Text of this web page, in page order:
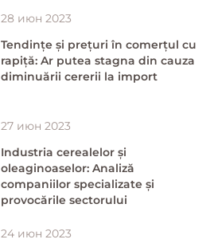
28 июн 2023
Tendințe și prețuri în comerțul cu
rapiță: Ar putea stagna din cauza
diminuării cererii la import
27 июн 2023
Industria cerealelor și
oleaginoaselor: Analiză
companiilor specializate și
provocările sectorului
24 июн 2023